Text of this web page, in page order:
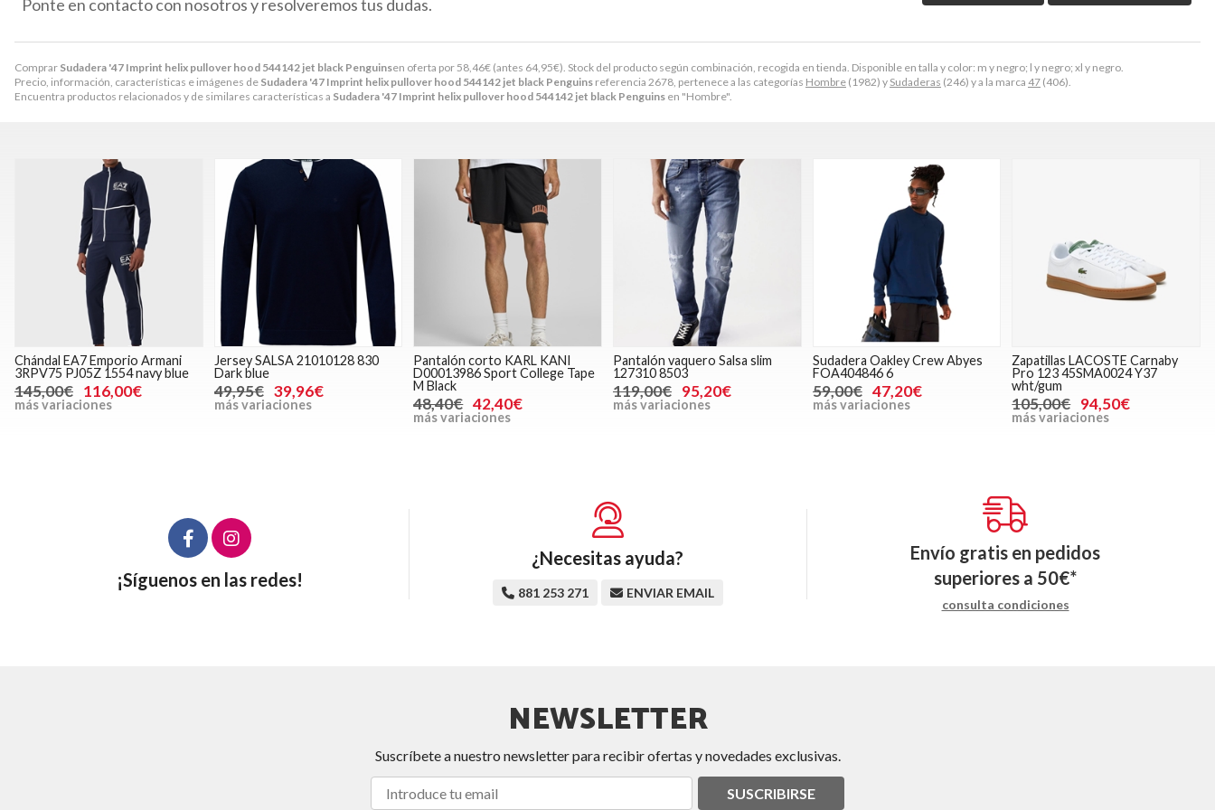
Comprar Sudadera '47 Imprint helix pullover hood 544142 jet black Penguinsen oferta por 58,46€ (antes 64,95€). Stock del producto según combinación, recogida en tienda. Disponible en talla y color: m y negro; l y negro; xl y negro.
Precio, información, características e imágenes de Sudadera '47 Imprint helix pullover hood 544142 jet black Penguins referencia 2678, pertenece a las categorías Hombre (1982) y Sudaderas (246) y a la marca 47 (406).
Encuentra productos relacionados y de similares características a Sudadera '47 Imprint helix pullover hood 544142 jet black Penguins en "Hombre".
Ponte en contacto con nosotros y resolveremos tus dudas.
Chándal EA7 Emporio Armani
3RPV75 PJ05Z 1554 navy blue
145,00€ 116,00€
más variaciones
Jersey SALSA 21010128 830
Dark blue
49,95€ 39,96€
más variaciones
Pantalón corto KARL KANI
D00013986 Sport College Tape
M Black
48,40€ 42,40€
más variaciones
Pantalón vaquero Salsa slim
127310 8503
119,00€ 95,20€
más variaciones
Sudadera Oakley Crew Abyes
FOA404846 6
59,00€ 47,20€
más variaciones
Zapatillas LACOSTE Carnaby
Pro 123 45SMA0024 Y37
wht/gum
105,00€ 94,50€
más variaciones
¡Síguenos en las redes!
¿Necesitas ayuda?
881 253 271 ENVIAR EMAIL
Envío gratis en pedidos
superiores a 50€*
consulta condiciones
NEWSLETTER
Suscríbete a nuestro newsletter para recibir ofertas y novedades exclusivas.
SUSCRIBIRSE